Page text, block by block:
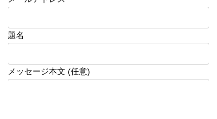
題名
メッセージ本文 (任意)